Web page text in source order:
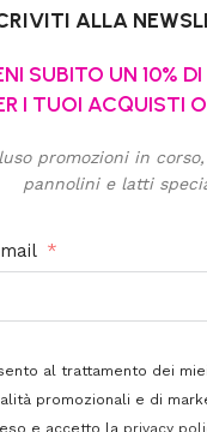
ALLA
SUBITO UN 10%
I TUOI ACQUISTI
promozioni in
pannolini e latti
al trattamento dei
promozionali e di
e accetto la privacy